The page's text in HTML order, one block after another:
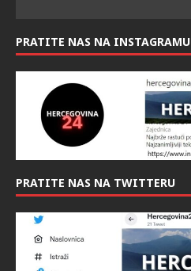
PRATITE NAS NA INSTAGRAMU
PRATITE NAS NA TWITTERU